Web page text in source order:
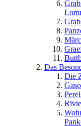
Das
Die